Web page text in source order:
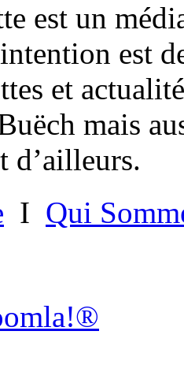
est un
est
et
mais
d’ailleurs.
I Qui